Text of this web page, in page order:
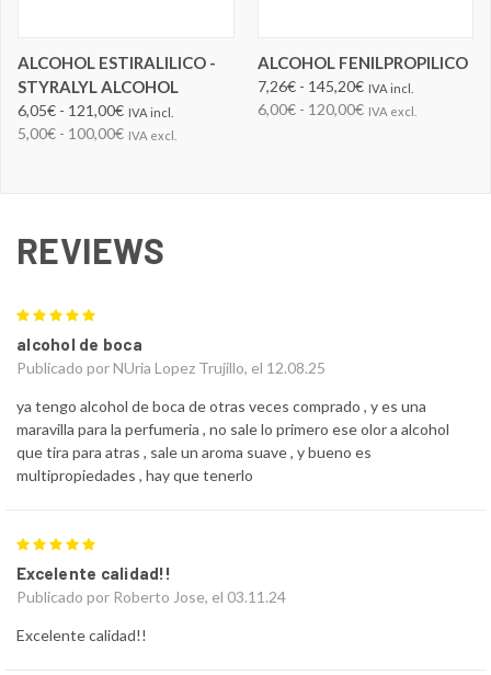
ALCOHOL ESTIRALILICO -
STYRALYL ALCOHOL
6,05€ - 121,00€ IVA incl.
5,00€ - 100,00€ IVA excl.
ALCOHOL FENILPROPILICO
7,26€ - 145,20€ IVA incl.
6,00€ - 120,00€ IVA excl.
REVIEWS
alcohol de boca
Publicado por NUria Lopez Trujillo, el 12.08.25
ya tengo alcohol de boca de otras veces comprado , y es una
maravilla para la perfumeria , no sale lo primero ese olor a alcohol
que tira para atras , sale un aroma suave , y bueno es
multipropiedades , hay que tenerlo
Excelente calidad!!
Publicado por Roberto Jose, el 03.11.24
Excelente calidad!!